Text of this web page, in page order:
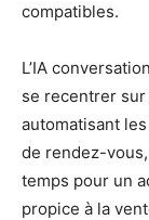
compatibles.
L’IA
se recentrer
automatisant
de rendez-
temps pour un
propice à la